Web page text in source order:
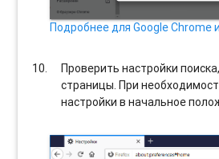
Подробнее для Google Chrome
Проверить настройки
страницы. При
настройки в начальное